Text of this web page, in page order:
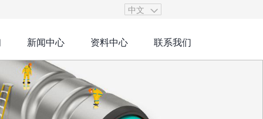
中文
新闻中心 资料中心 联系我们